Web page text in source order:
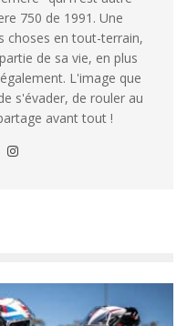
750 de 1991. Une
choses en tout-terrain,
de sa vie, en plus
L'image que
s'évader, de rouler au
avant tout !